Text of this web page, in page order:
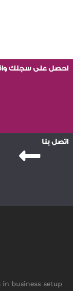
احصل على سجلك
اتصل بنا
in business setup